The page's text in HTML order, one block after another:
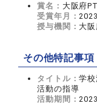
賞名： 大阪府
受賞年月：
授与機関： 大
その他特記事項
タイトル：学
活動の指導
活動期間：